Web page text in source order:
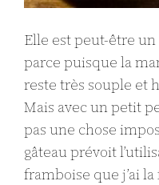
Elle est peut-être
parce puisque la
reste très souple et
Mais avec un petit
pas une chose
gâteau prévoit
framboise que j’ai